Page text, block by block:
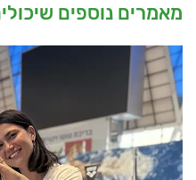
מאמרים נוספים